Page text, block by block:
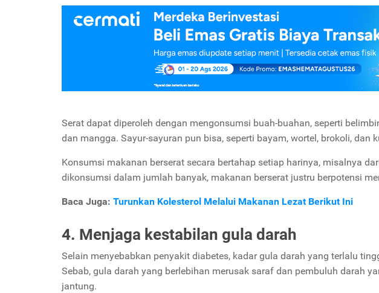
Serat dapat diperoleh dengan mengonsumsi buah-buahan, seperti
dan mangga. Sayur-sayuran pun bisa, seperti bayam, wortel, brokoli, dan
Konsumsi makanan berserat secara bertahap setiap harinya, misalnya
dikonsumsi dalam jumlah banyak, makanan berserat justru berpotensi
Baca Juga: Turunkan Kolesterol Melalui Makanan Lezat Berikut Ini
4. Menjaga kestabilan gula darah
Selain menyebabkan penyakit diabetes, kadar gula darah yang terlalu
Sebab, gula darah yang berlebihan merusak saraf dan pembuluh darah
jantung.